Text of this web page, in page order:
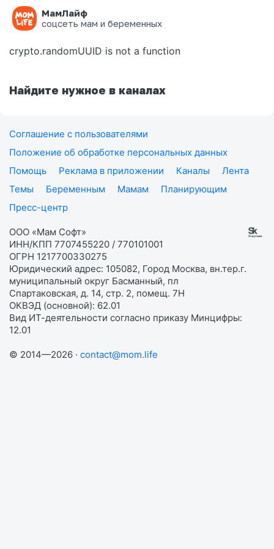
МамЛайф
соцсеть мам и беременных
Ошибка на странице
crypto.randomUUID is not a function
Найдите нужное в каналах
Соглашение с пользователями
Положение об обработке персональных данных
Помощь
Реклама в приложении Каналы
Лента
Темы
Беременным Мамам
Планирующим
Пресс-центр
ООО «Мам Софт»
ИНН/КПП 7707455220 / 770101001
ОГРН 1217700330275
Юридический адрес: 105082, Город Москва, вн.тер.г.
муниципальный округ Басманный, пл
Спартаковская, д. 14, стр. 2, помещ. 7Н
ОКВЭД (основной): 62.01
Вид ИТ-деятельности согласно приказу Минцифры:
12.01
© 2014—2026 · contact@mom.life